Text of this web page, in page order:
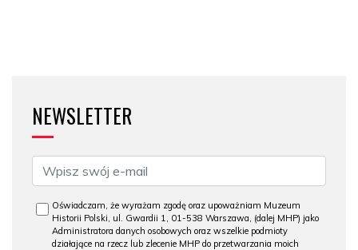
NEWSLETTER
Oświadczam, że wyrażam zgodę oraz upoważniam Muzeum
Historii Polski, ul. Gwardii 1, 01-538 Warszawa, (dalej MHP) jako
Administratora danych osobowych oraz wszelkie podmioty
działające na rzecz lub zlecenie MHP do przetwarzania moich